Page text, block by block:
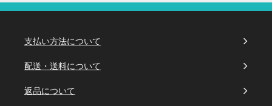
支払い方法について
配送・送料について
返品について